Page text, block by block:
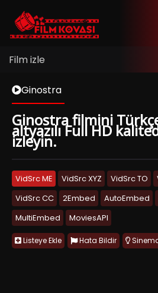
Film izle
Ginostra
Ginostra filmini
altyazılı Full HD
izleyin.
VidSrc ME VidSrc XYZ VidSrc TO
VidSrc CC
2Embed AutoEmbed
MultiEmbed
MoviesAPI
Listeye Ekle Hata Bildir